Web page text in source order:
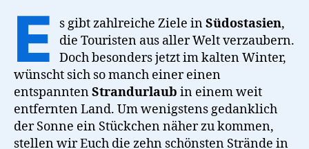
E s gibt zahlreiche Ziele inSüdostasien,
die Touristen aus aller Welt verzaubern.
Doch besonders jetzt im kalten Winter,
wünscht sich so manch einer einen
entspanntenStrandurlaub in einem weit
entfernten Land. Um wenigstens gedanklich
der Sonne ein Stückchen näher zu kommen,
stellen wir Euch die zehn schönsten Strände in